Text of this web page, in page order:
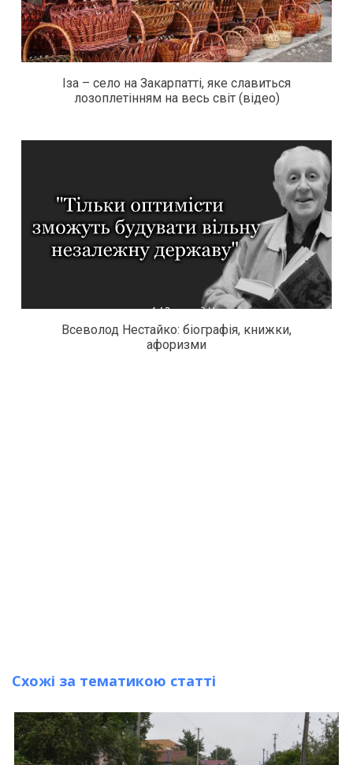
Іза – село на Закарпатті, яке славиться
лозоплетінням на весь світ (відео)
Всеволод Нестайко: біографія, книжки,
афоризми
Схожі за тематикою статті